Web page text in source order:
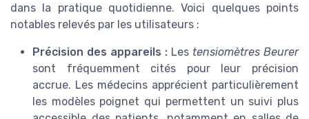
dans la pratique quotidienne. Voici quelques points
notables relevés par les utilisateurs :
Précision des appareils : Les tensiomètres Beurer
sont fréquemment cités pour leur précision
accrue. Les médecins apprécient particulièrement
les modèles poignet qui permettent un suivi plus